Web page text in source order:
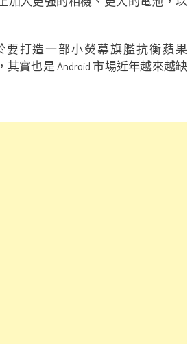
要打造一部小熒幕旗艦抗衡蘋果
其實也是 Android 市場近年越來越缺